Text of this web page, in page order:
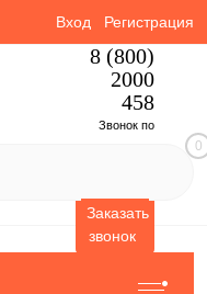
Вход Регистрация
8 (800)
2000
458
Звонок по
Заказать
звонок
0